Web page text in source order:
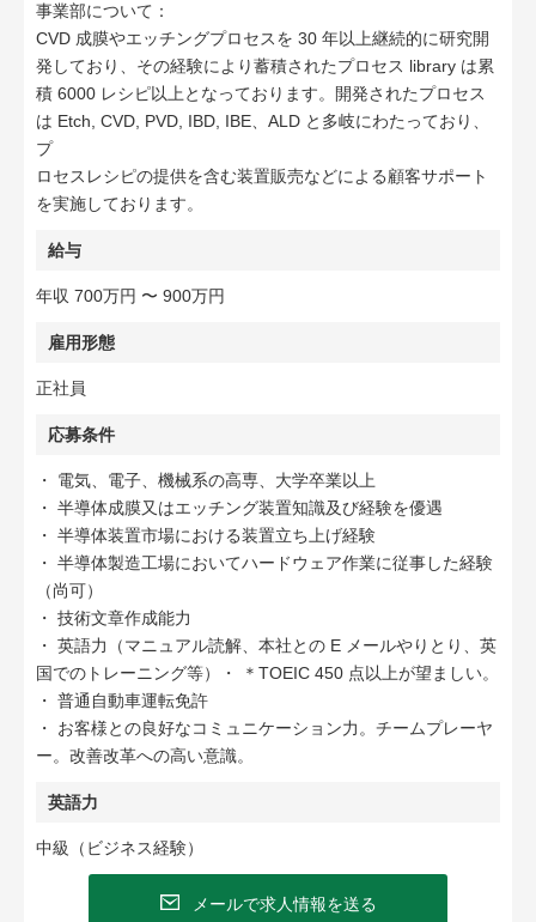
事業部について：
CVD 成膜やエッチングプロセスを 30 年以上継続的に研究開
発しており、その経験により蓄積されたプロセス library は累
積 6000 レシピ以上となっております。開発されたプロセス
は Etch, CVD, PVD, IBD, IBE、ALD と多岐にわたっており、
プ
ロセスレシピの提供を含む装置販売などによる顧客サポート
を実施しております。
給与
年収 700万円 〜 900万円
雇用形態
正社員
応募条件
・ 電気、電子、機械系の高専、大学卒業以上
・ 半導体成膜又はエッチング装置知識及び経験を優遇
・ 半導体装置市場における装置立ち上げ経験
・ 半導体製造工場においてハードウェア作業に従事した経験
（尚可）
・ 技術文章作成能力
・ 英語力（マニュアル読解、本社との E メールやりとり、英
国でのトレーニング等）・ ＊TOEIC 450 点以上が望ましい。
・ 普通自動車運転免許
・ お客様との良好なコミュニケーション力。チームプレーヤ
ー。改善改革への高い意識。
英語力
中級（ビジネス経験）
メールで求人情報を送る